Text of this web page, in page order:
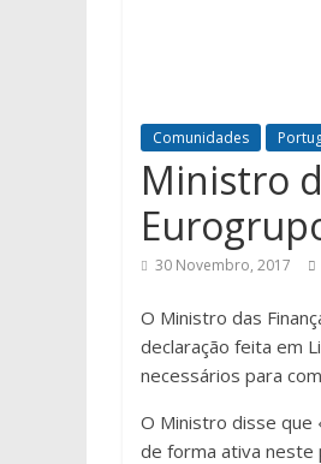
Comunidades
Ministro
30 Novembro, 2017
O Ministro das
declaração feita em
necessários para
O Ministro disse que
de forma ativa neste